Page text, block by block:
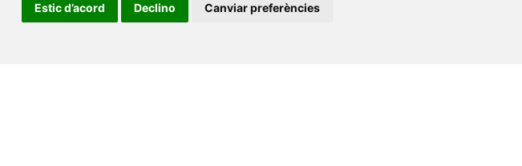
Estic d’acord Declino Canviar preferències
Autònoma de Barcelona